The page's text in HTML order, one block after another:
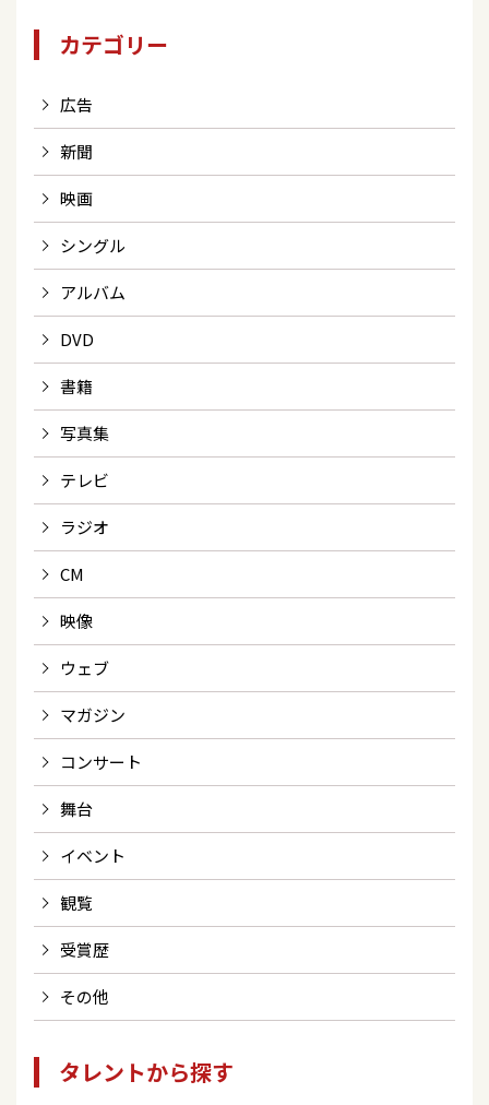
カテゴリー
広告
新聞
映画
シングル
アルバム
DVD
書籍
写真集
テレビ
ラジオ
CM
映像
ウェブ
マガジン
コンサート
舞台
イベント
観覧
受賞歴
その他
タレントから探す